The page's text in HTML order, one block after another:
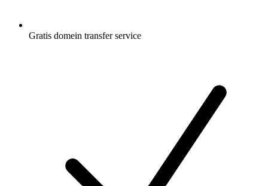
Gratis domein transfer service